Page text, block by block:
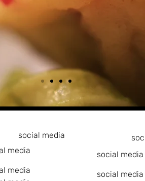
social media
media
social media
media
social media